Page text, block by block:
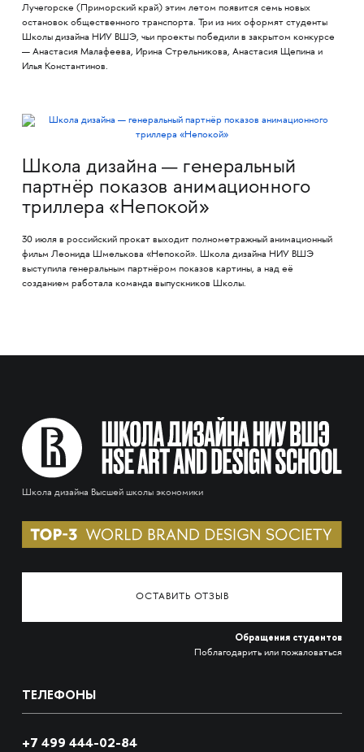
Лучегорске (Приморский край) этим летом появится семь новых
остановок общественного транспорта. Три из них оформят студенты
Школы дизайна НИУ ВШЭ, чьи проекты победили в закрытом конкурсе
— Анастасия Малафеева, Ирина Стрельникова, Анастасия Щепина и
Илья Константинов.
Школа дизайна — генеральный
партнёр показов анимационного
триллера «Непокой»
30 июля в российский прокат выходит полнометражный анимационный
фильм Леонида Шмелькова «Непокой». Школа дизайна НИУ ВШЭ
выступила генеральным партнёром показов картины, а над её
созданием работала команда выпускников Школы.
Школа дизайна Высшей школы экономики
ОСТАВИТЬ ОТЗЫВ
Обращения студентов
Поблагодарить или пожаловаться
ТЕЛЕФОНЫ
+7 499 444-02-84